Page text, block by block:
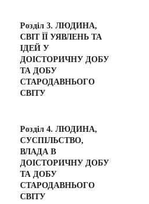
Розділ 3. ЛЮДИНА,
СВІТ ЇЇ УЯВЛЕНЬ ТА
ІДЕЙ У
ДОІСТОРИЧНУ ДОБУ
ТА ДОБУ
СТАРОДАВНЬОГО
СВІТУ
Розділ 4. ЛЮДИНА,
СУСПІЛЬСТВО,
ВЛАДА В
ДОІСТОРИЧНУ ДОБУ
ТА ДОБУ
СТАРОДАВНЬОГО
СВІТУ